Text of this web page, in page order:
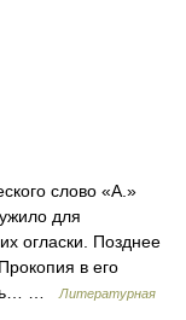
слово «А.»
для
огласки. Позднее
в его
…
Литературная